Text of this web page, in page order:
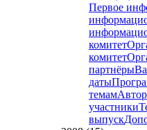
Первое
комитет
комитет
партнёры
даты
темам
участники
выпуск